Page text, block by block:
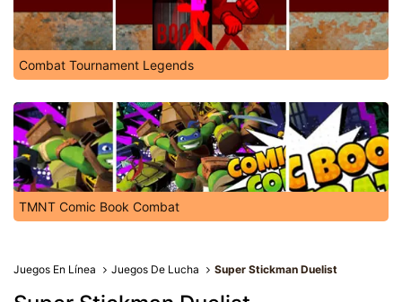
Combat Tournament Legends
TMNT Comic Book Combat
Juegos En Línea Juegos De Lucha Super Stickman Duelist